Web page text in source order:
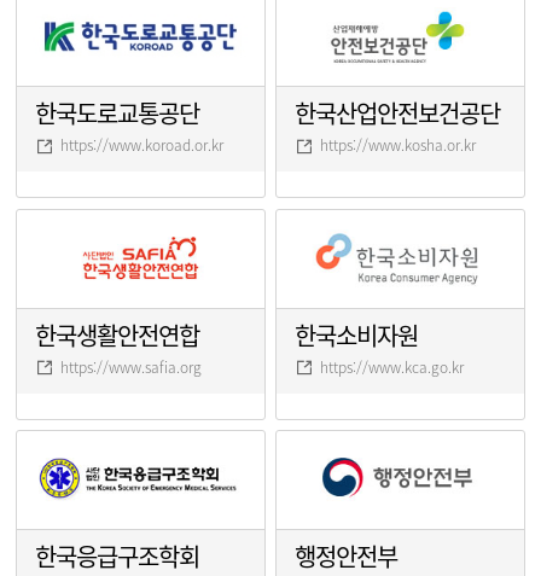
한국도로교통공단
https://www.koroad.or.kr
한국산업안전보건공단
https://www.kosha.or.kr
한국생활안전연합
https://www.safia.org
한국소비자원
https://www.kca.go.kr
한국응급구조학회 행정안전부